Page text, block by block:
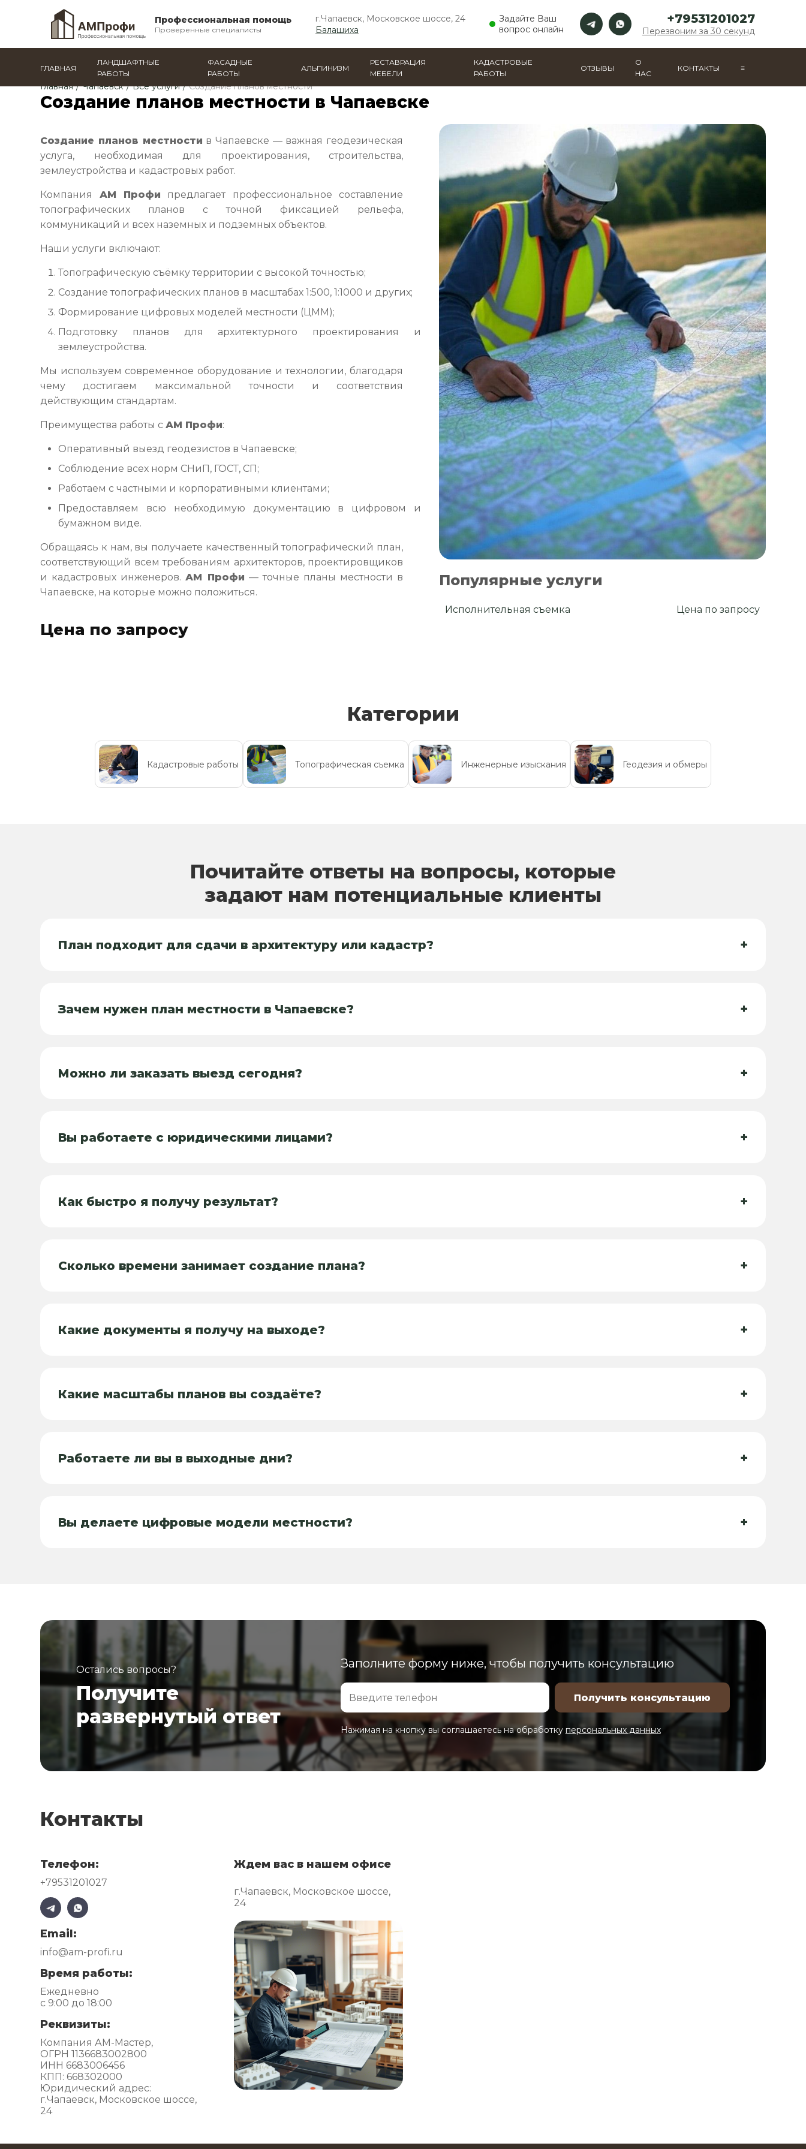
Профессиональная помощь
Проверенные специалисты
г.Чапаевск, Московское шоссе, 24
Балашиха
Задайте Ваш
вопрос онлайн
+79531201027
Перезвоним за 30 секунд
ГЛАВНАЯ
ЛАНДШАФТНЫЕ
РАБОТЫ
ФАСАДНЫЕ
РАБОТЫ
АЛЬПИНИЗМ
РЕСТАВРАЦИЯ
МЕБЕЛИ
КАДАСТРОВЫЕ
РАБОТЫ
ОТЗЫВЫ
О
НАС
КОНТАКТЫ ≡
Главная / Чапаевск / Все услуги / Создание планов местности
Создание планов местности в Чапаевске
Создание планов местности в Чапаевске — важная геодезическая
услуга, необходимая для проектирования, строительства,
землеустройства и кадастровых работ.
Компания АМ Профи предлагает профессиональное составление
топографических планов с точной фиксацией рельефа,
коммуникаций и всех наземных и подземных объектов.
Наши услуги включают:
Топографическую съёмку территории с высокой точностью;
Создание топографических планов в масштабах 1:500, 1:1000 и других;
Формирование цифровых моделей местности (ЦММ);
Подготовку планов для архитектурного проектирования и
землеустройства.
Мы используем современное оборудование и технологии, благодаря
чему достигаем максимальной точности и соответствия
действующим стандартам.
Преимущества работы сАМ Профи:
Оперативный выезд геодезистов в Чапаевске;
Соблюдение всех норм СНиП, ГОСТ, СП;
Работаем с частными и корпоративными клиентами;
Предоставляем всю необходимую документацию в цифровом и
бумажном виде.
Обращаясь к нам, вы получаете качественный топографический план,
соответствующий всем требованиям архитекторов, проектировщиков
и кадастровых инженеров.АМ Профи — точные планы местности в
Чапаевске, на которые можно положиться.
Цена по запросу
Популярные услуги
Исполнительная съемка Цена по запросу
Категории
Кадастровые работы Топографическая съемка Инженерные изыскания Геодезия и обмеры
Почитайте ответы на вопросы, которые
задают нам потенциальные клиенты
План подходит для сдачи в архитектуру или кадастр? +
Зачем нужен план местности в Чапаевске? +
Можно ли заказать выезд сегодня? +
Вы работаете с юридическими лицами? +
Как быстро я получу результат? +
Сколько времени занимает создание плана? +
Какие документы я получу на выходе? +
Какие масштабы планов вы создаёте? +
Работаете ли вы в выходные дни? +
Вы делаете цифровые модели местности? +
Остались вопросы?
Получите
развернутый ответ
Заполните форму ниже, чтобы получить консультацию
Нажимая на кнопку вы соглашаетесь на обработку персональных данных
Контакты
Телефон:
+79531201027
Email:
info@am-profi.ru
Время работы:
Ежедневно
с 9:00 до 18:00
Реквизиты:
Компания АМ-Мастер,
ОГРН 1136683002800
ИНН 6683006456
КПП: 668302000
Юридический адрес:
г.Чапаевск, Московское шоссе,
24
Ждем вас в нашем офисе
г.Чапаевск, Московское шоссе,
24